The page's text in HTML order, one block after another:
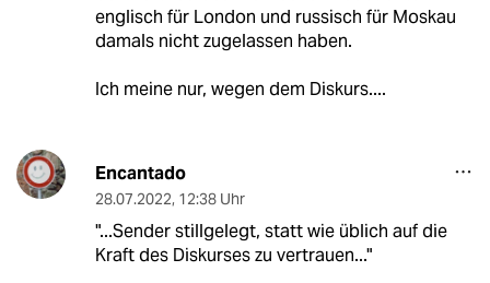
englisch für London und russisch für Moskau
damals nicht zugelassen haben.
Ich meine nur, wegen dem Diskurs....
Encantado
28.07.2022, 12:38 Uhr
"...Sender stillgelegt, statt wie üblich auf die
Kraft des Diskurses zu vertrauen..."